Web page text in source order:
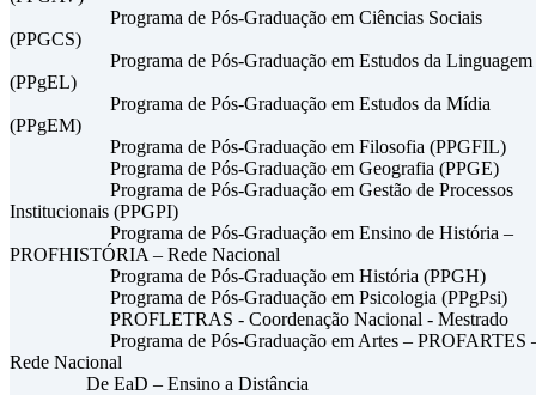
Programa de Pós-Graduação em Ciências Sociais
(PPGCS)
Programa de Pós-Graduação em Estudos da Linguagem
(PPgEL)
Programa de Pós-Graduação em Estudos da Mídia
(PPgEM)
Programa de Pós-Graduação em Filosofia (PPGFIL)
Programa de Pós-Graduação em Geografia (PPGE)
Programa de Pós-Graduação em Gestão de Processos
Institucionais (PPGPI)
Programa de Pós-Graduação em Ensino de História –
PROFHISTÓRIA – Rede Nacional
Programa de Pós-Graduação em História (PPGH)
Programa de Pós-Graduação em Psicologia (PPgPsi)
PROFLETRAS - Coordenação Nacional - Mestrado
Programa de Pós-Graduação em Artes – PROFARTES
Rede Nacional
De EaD – Ensino a Distância